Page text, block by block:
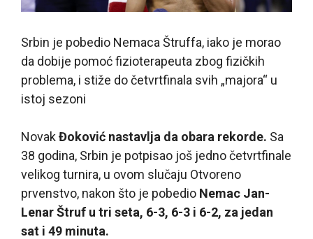
Srbin je pobedio Nemaca Štruffa, iako je morao
da dobije pomoć fizioterapeuta zbog fizičkih
problema, i stiže do četvrtfinala svih „majora“ u
istoj sezoni
NovakĐoković nastavlja da obara rekorde. Sa
38 godina, Srbin je potpisao još jedno četvrtfinale
velikog turnira, u ovom slučaju Otvoreno
prvenstvo, nakon što je pobedio Nemac Jan-
Lenar Štruf u tri seta, 6-3, 6-3 i 6-2, za jedan
sat i 49 minuta.